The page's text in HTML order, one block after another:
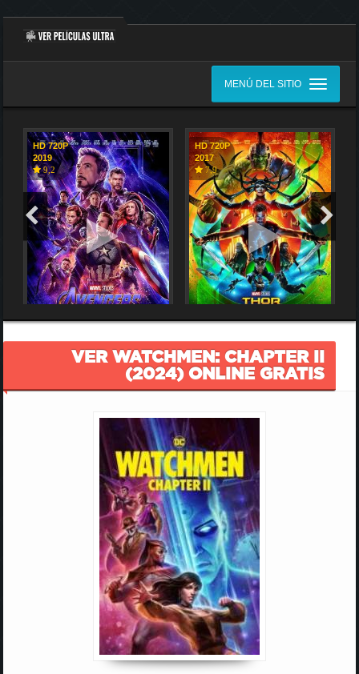
MENÚ DEL SITIO
HD 720P
2019
9,2
HD 720P
2017
7,9
VER WATCHMEN: CHAPTER II
(2024) ONLINE GRATIS